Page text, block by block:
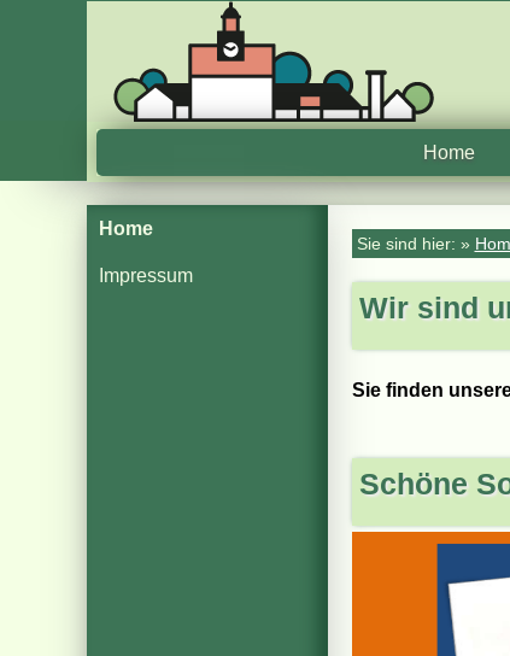
Home
Home
Impressum
Sie sind hier: »
Wir sind
Sie finden
Schöne